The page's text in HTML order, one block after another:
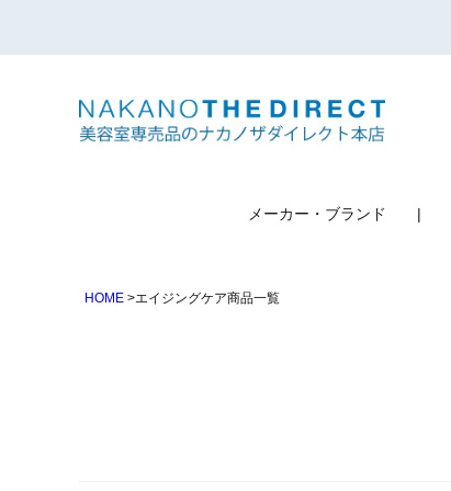
メーカー・ブランド
HOME エイジングケア商品一覧